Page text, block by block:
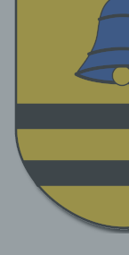
werden.
Daten